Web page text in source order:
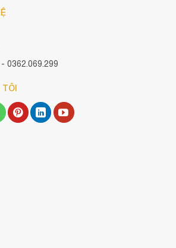
0362.069.299
TÔI